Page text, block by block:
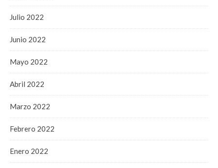
Julio 2022
Junio 2022
Mayo 2022
Abril 2022
Marzo 2022
Febrero 2022
Enero 2022